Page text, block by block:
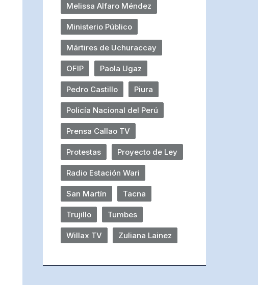
Melissa Alfaro Méndez
Ministerio Público
Mártires de Uchuraccay
OFIP Paola Ugaz
Pedro Castillo Piura
Policía Nacional del Perú
Prensa Callao TV
Protestas Proyecto de Ley
Radio Estación Wari
San Martín Tacna
Trujillo Tumbes
Willax TV Zuliana Lainez